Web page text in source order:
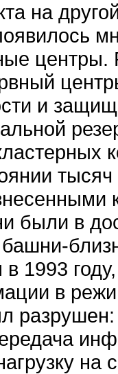
на
центры.
и
были в
в 1993
в
на